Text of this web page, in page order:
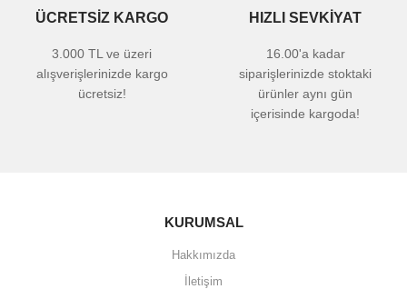
ÜCRETSİZ KARGO
3.000 TL ve üzeri
alışverişlerinizde kargo
ücretsiz!
HIZLI SEVKİYAT
16.00'a kadar
siparişlerinizde stoktaki
ürünler aynı gün
içerisinde kargoda!
KURUMSAL
Hakkımızda
İletişim